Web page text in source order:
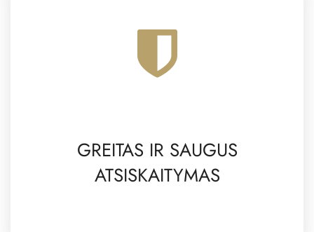
GREITAS IR SAUGUS
ATSISKAITYMAS